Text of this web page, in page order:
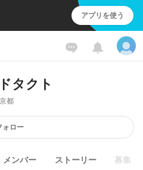
アプリを使う
タクト
都
ォロー
メンバー ストーリー 募集